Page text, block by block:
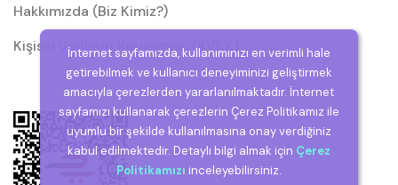
Hakkımızda (Biz Kimiz?)
Kişisel Verilerin Korunması (KVKK)
İnternet sayfamızda, kullanımınızı en verimli hale
getirebilmek ve kullanıcı deneyiminizi geliştirmek
amacıyla çerezlerden yararlanılmaktadır. İnternet
sayfamızı kullanarak çerezlerin Çerez Politikamız ile
uyumlu bir şekilde kullanılmasına onay verdiğiniz
kabul edilmektedir. Detaylı bilgi almak için Çerez
Politikamızı inceleyebilirsiniz.